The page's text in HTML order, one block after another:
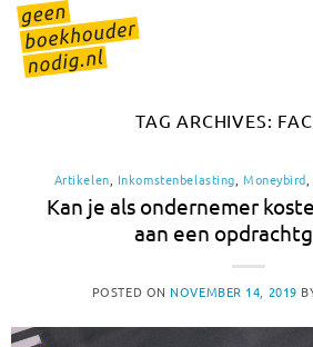
Skip
content
TAG ARCHIVES:
Artikelen Inkomstenbelasting Moneybird
Kan je als ondernemer
aan een
POSTED ON NOVEMBER 14, 2019